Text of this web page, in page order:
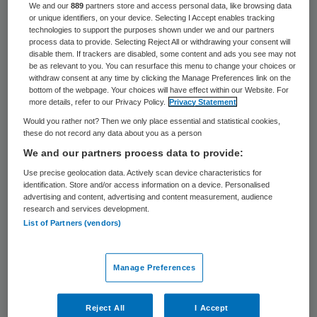
Medisch Spectrum Twente (MST) heeft het
voormalige ziekenhuis in Enschede verkocht
aan de Belgische ontwikkelaar LIFE. MST
zal een gedeelte van het complex
kortlopend terughuren, zo meldt de
vastgoedaviseur DTZ Zadelhof. MST bouwt
een nieuw ziekenhuis aan het Koningsplein
in Enschede.
De plannen van LIFE voor het oude
ziekenhuis zijn nog onbekend. Naast de
locatie aan het Ariënsplein, is ook de locatie
gekocht aan de Kop van de Boulevard in
Enschede, aldus DTZ Zadelhof.
We and our889 partners store and access personal data, like browsing data
or unique identifiers, on your device. Selecting I Accept enables tracking
technologies to support the purposes shown under we and our partners
process data to provide. Selecting Reject All or withdrawing your consent will
disable them. If trackers are disabled, some content and ads you see may not
be as relevant to you. You can resurface this menu to change your choices or
withdraw consent at any time by clicking the Manage Preferences link on the
bottom of the webpage. Your choices will have effect within our Website. For
more details, refer to our Privacy Policy.
Privacy Statement
Would you rather not? Then we only place essential and statistical cookies,
these do not record any data about you as a person
We and our partners process data to provide:
Use precise geolocation data. Actively scan device characteristics for
identification. Store and/or access information on a device. Personalised
advertising and content, advertising and content measurement, audience
research and services development.
List of Partners (vendors)
Manage Preferences
Reject All I Accept